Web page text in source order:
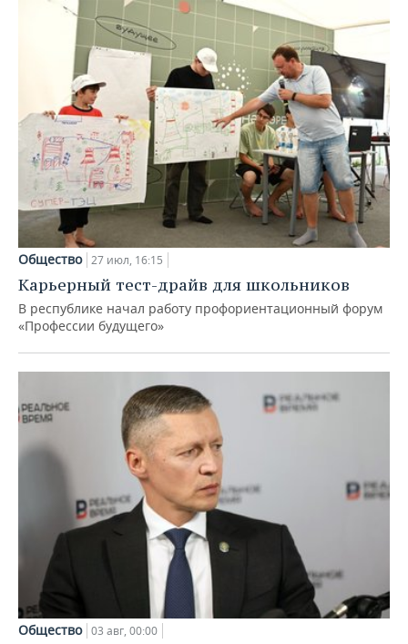
Общество 27 июл, 16:15
Карьерный тест-драйв для школьников
В республике начал работу профориентационный форум
«Профессии будущего»
Общество 03 авг, 00:00